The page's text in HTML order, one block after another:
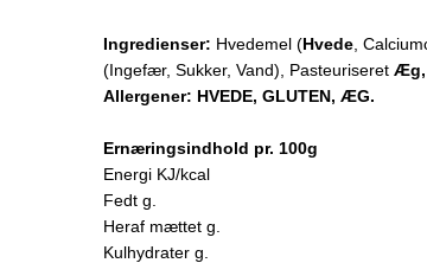
Ingredienser: Hvedemel (Hvede ,
(Ingefær, Sukker, Vand), Pasteuriseret Æg,
Allergener: HVEDE, GLUTEN, ÆG.
Ernæringsindhold pr. 100g
Energi KJ/kcal
Fedt g.
Heraf mættet g.
Kulhydrater g.